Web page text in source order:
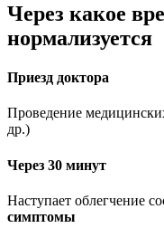
Через какое
нормализуется
Приезд доктора
Проведение
др.)
Через 30 минут
Наступает облегчение
симптомы